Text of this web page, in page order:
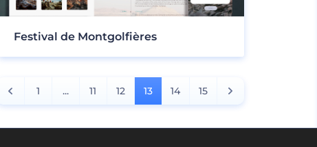
Festival de Montgolfières
1 ... 11 12 13 14 15